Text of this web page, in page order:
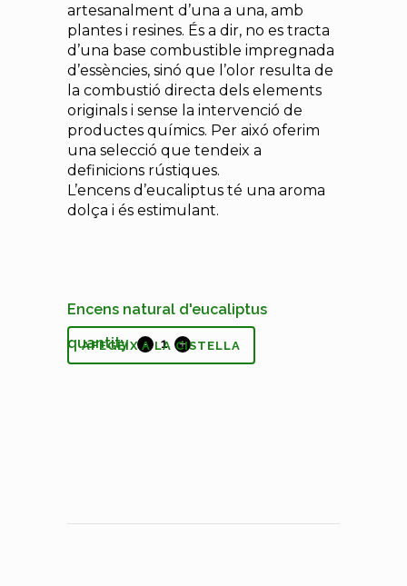
artesanalment d’una a una, amb
plantes i resines. És a dir, no es tracta
d’una base combustible impregnada
d’essències, sinó que l’olor resulta de
la combustió directa dels elements
originals i sense la intervenció de
productes químics. Per aixó oferim
una selecció que tendeix a
definicions rústiques.
L’encens d’eucaliptus té una aroma
dolça i és estimulant.
Encens natural d'eucaliptus
quantity
AFEGEIX A LA CISTELLA